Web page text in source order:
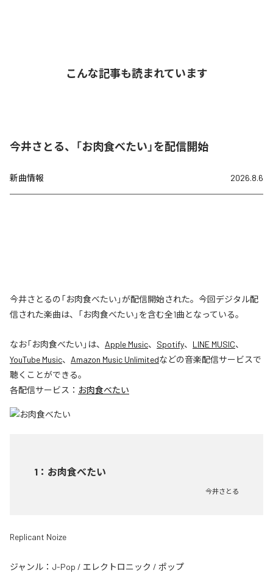
こんな記事も読まれています
今井さとる、「お肉食べたい」を配信開始
新曲情報 2026.8.6
今井さとるの「お肉食べたい」が配信開始された。今回デジタル配
信された楽曲は、「お肉食べたい」を含む全1曲となっている。
なお「お肉食べたい 」は、 Apple Music、 Spotify、 LINE MUSIC、
YouTube Music、 Amazon Music Unlimitedなどの音楽配信サービスで
聴くことができる。
各配信サービス： お肉食べたい
1 ： お肉食べたい
今井さとる
Replicant Noize
ジャンル： J-Pop / エレクトロニック / ポップ